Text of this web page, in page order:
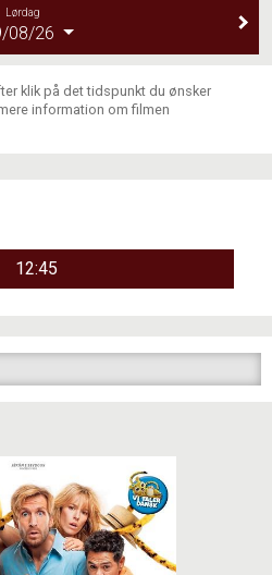
Lørdag
08/26
klik på det tidspunkt du ønsker
information om filmen
12:45